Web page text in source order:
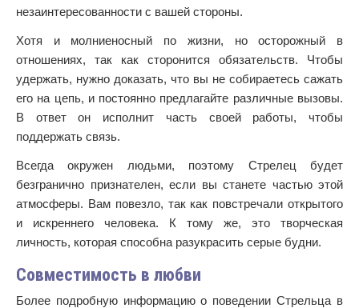
незаинтересованности с вашей стороны.
Хотя и молниеносный по жизни, но осторожный в
отношениях, так как сторонится обязательств. Чтобы
удержать, нужно доказать, что вы не собираетесь сажать
его на цепь, и постоянно предлагайте различные вызовы.
В ответ он исполнит часть своей работы, чтобы
поддержать связь.
Всегда окружен людьми, поэтому Стрелец будет
безгранично признателен, если вы станете частью этой
атмосферы. Вам повезло, так как повстречали открытого
и искреннего человека. К тому же, это творческая
личность, которая способна разукрасить серые будни.
Совместимость в любви
Более подробную информацию о поведении Стрельца в